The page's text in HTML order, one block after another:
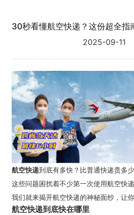
30秒看懂航空快递？这份超全指
2025-09-11
航空快递到底有多快？比普通快递贵多
这些问题困扰着不少第一次使用航空快
我们就来揭开航空快递的神秘面纱，让
航空快递到底快在哪里